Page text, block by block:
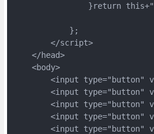
}return
            };
        </script>
    </head>
    <body>
<input type="button"
<input type="button"
<input type="button"
<input type="button"
<input type="button"